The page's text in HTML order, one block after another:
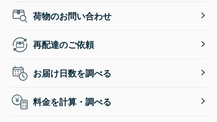
荷物のお問い合わせ
再配達のご依頼
お届け日数を調べる
料金を計算・調べる